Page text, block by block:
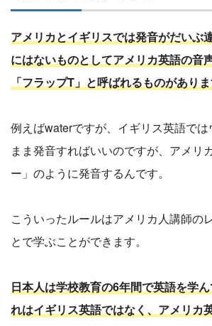
アメリカとイギリスでは発音がだいぶ
にはないものとしてアメリカ英語の音
「フラップT」と呼ばれるものがありま
例えばwaterですが、イギリス英語で
まま発音すればいいのですが、アメリ
ー」のように発音するんです。
こういったルールはアメリカ人講師の
とで学ぶことができます。
日本人は学校教育の6年間で英語を学
れはイギリス英語ではなく、アメリカ